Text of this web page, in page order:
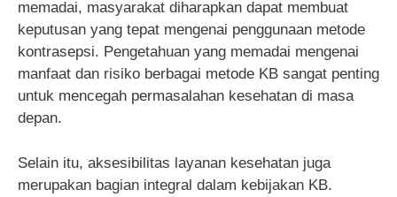
memadai, masyarakat diharapkan dapat membuat
keputusan yang tepat mengenai penggunaan metode
kontrasepsi. Pengetahuan yang memadai mengenai
manfaat dan risiko berbagai metode KB sangat penting
untuk mencegah permasalahan kesehatan di masa
depan.
Selain itu, aksesibilitas layanan kesehatan juga
merupakan bagian integral dalam kebijakan KB.